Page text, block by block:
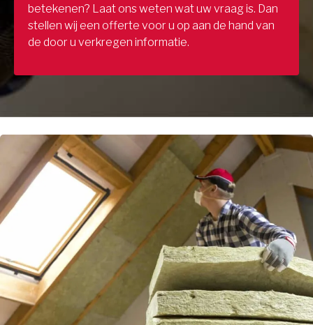
betekenen? Laat ons weten wat uw vraag is. Dan
stellen wij een offerte voor u op aan de hand van
de door u verkregen informatie.